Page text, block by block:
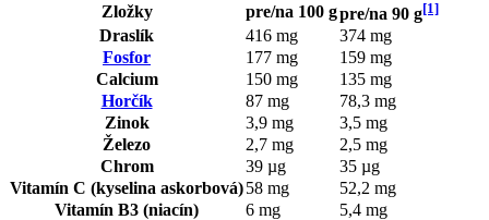
Zložky
pre/na 100 gpre/na 90 g[1]
Draslík 416 mg
374 mg
Fosfor
177 mg
159 mg
Calcium
150 mg
135 mg
Horčík
87 mg
78,3 mg
Zinok
3,9 mg
3,5 mg
Železo
2,7 mg
2,5 mg
Chrom
39 µg
35 µg
Vitamín C (kyselina askorbová)58 mg
52,2 mg
Vitamín B3 (niacín)
6 mg
5,4 mg